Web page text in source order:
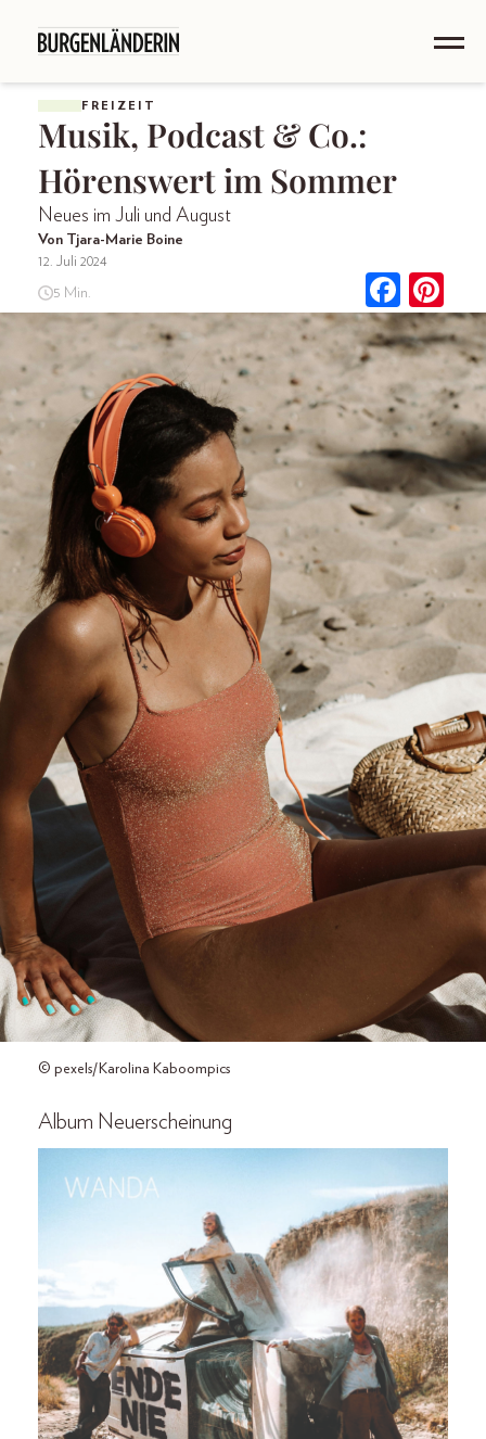
FREIZEIT
Musik, Podcast & Co.:
Hörenswert im Sommer
Neues im Juli und August
Von Tjara-Marie Boine
12. Juli 2024
5 Min.
© pexels/Karolina Kaboompics
Album Neuerscheinung